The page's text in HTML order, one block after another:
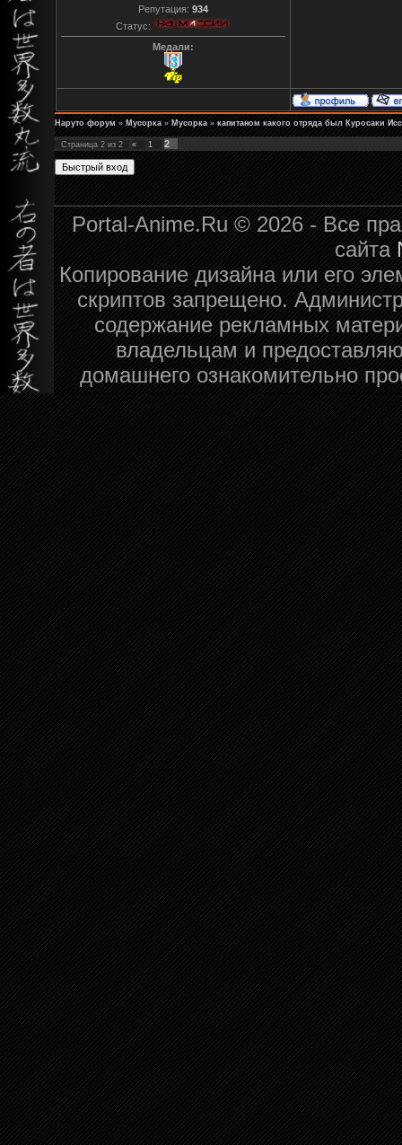
Репутация: 934
Статус:
Медали:
Наруто форум » Мусорка » Мусорка » капитаном какого отряда был Куросаки
Страница 2 из 2 « 1 2
Portal-Anime.Ru © 2026 - Все
сайта
Копирование дизайна или его
скриптов запрещено.
содержание рекламных
владельцам и
домашнего ознакомительно